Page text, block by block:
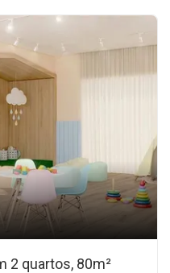
2 quartos, 80m²